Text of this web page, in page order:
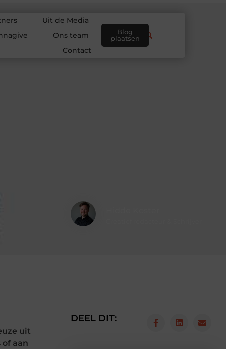
Uit de Media
Ons team
Contact
Blog
plaatsen
uit
aan
DEEL DIT: